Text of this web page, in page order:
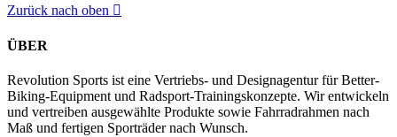
Zurück nach oben 
ÜBER
Revolution Sports ist eine Vertriebs- und Designagentur für Better-
Biking-Equipment und Radsport-Trainingskonzepte. Wir entwickeln
und vertreiben ausgewählte Produkte sowie Fahrradrahmen nach
Maß und fertigen Sporträder nach Wunsch.